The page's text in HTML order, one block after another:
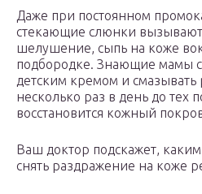
Даже при постоянном
стекающие слюнки
шелушение, сыпь на коже
подбородке. Знающие мамы
детским кремом и
несколько раз в день до тех
восстановится кожный
Ваш доктор подскажет,
снять раздражение на коже